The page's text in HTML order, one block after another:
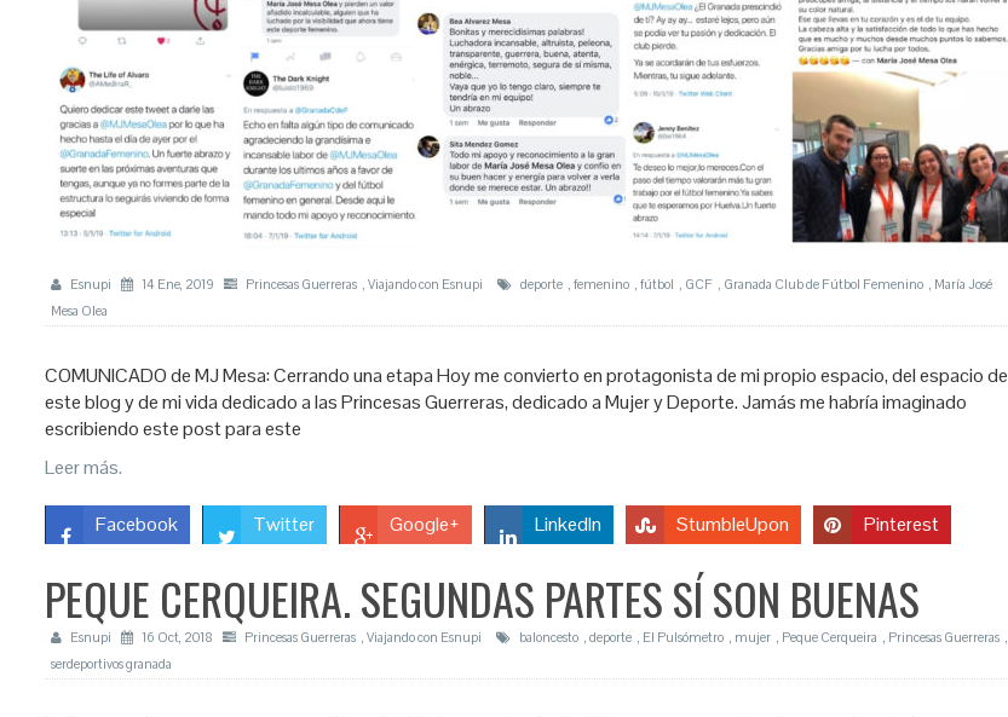
Esnupi 14 Ene, 2019 Princesas Guerreras , Viajando con Esnupi deporte , femenino , fútbol , GCF , Granada Club de Fútbol Femenino , María José
Mesa Olea
COMUNICADO de MJ Mesa: Cerrando una etapa Hoy me convierto en protagonista de mi propio espacio, del espacio de
este blog y de mi vida dedicado a las Princesas Guerreras, dedicado a Mujer y Deporte. Jamás me habría imaginado
escribiendo este post para este
Leer más.
Facebook Twitter Google+ LinkedIn StumbleUpon Pinterest
PEQUE CERQUEIRA. SEGUNDAS PARTES SÍ SON BUENAS
Esnupi 16 Oct, 2018 Princesas Guerreras , Viajando con Esnupi baloncesto , deporte , El Pulsómetro , mujer , Peque Cerqueira , Princesas Guerreras ,
serdeportivos granada